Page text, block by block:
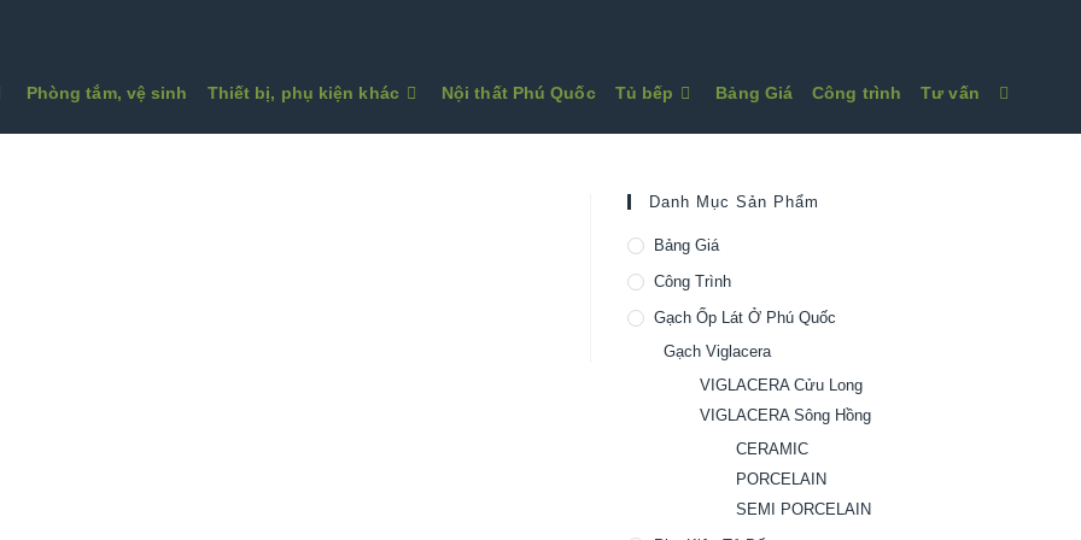
Phòng tắm, vệ sinh Thiết bị, phụ kiện khác Nội thất Phú Quốc Tủ bếp Bảng Giá Công trình Tư vấn Toggle
Danh Mục Sản Phẩm
Bảng Giá
Công Trình
Gạch Ốp Lát Ở Phú Quốc
Gạch Viglacera
VIGLACERA Cửu Long
VIGLACERA Sông Hồng
CERAMIC
PORCELAIN
SEMI PORCELAIN